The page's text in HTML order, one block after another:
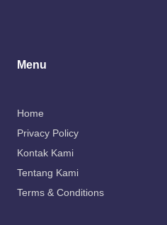
Menu
Home
Privacy Policy
Kontak Kami
Tentang Kami
Terms & Conditions